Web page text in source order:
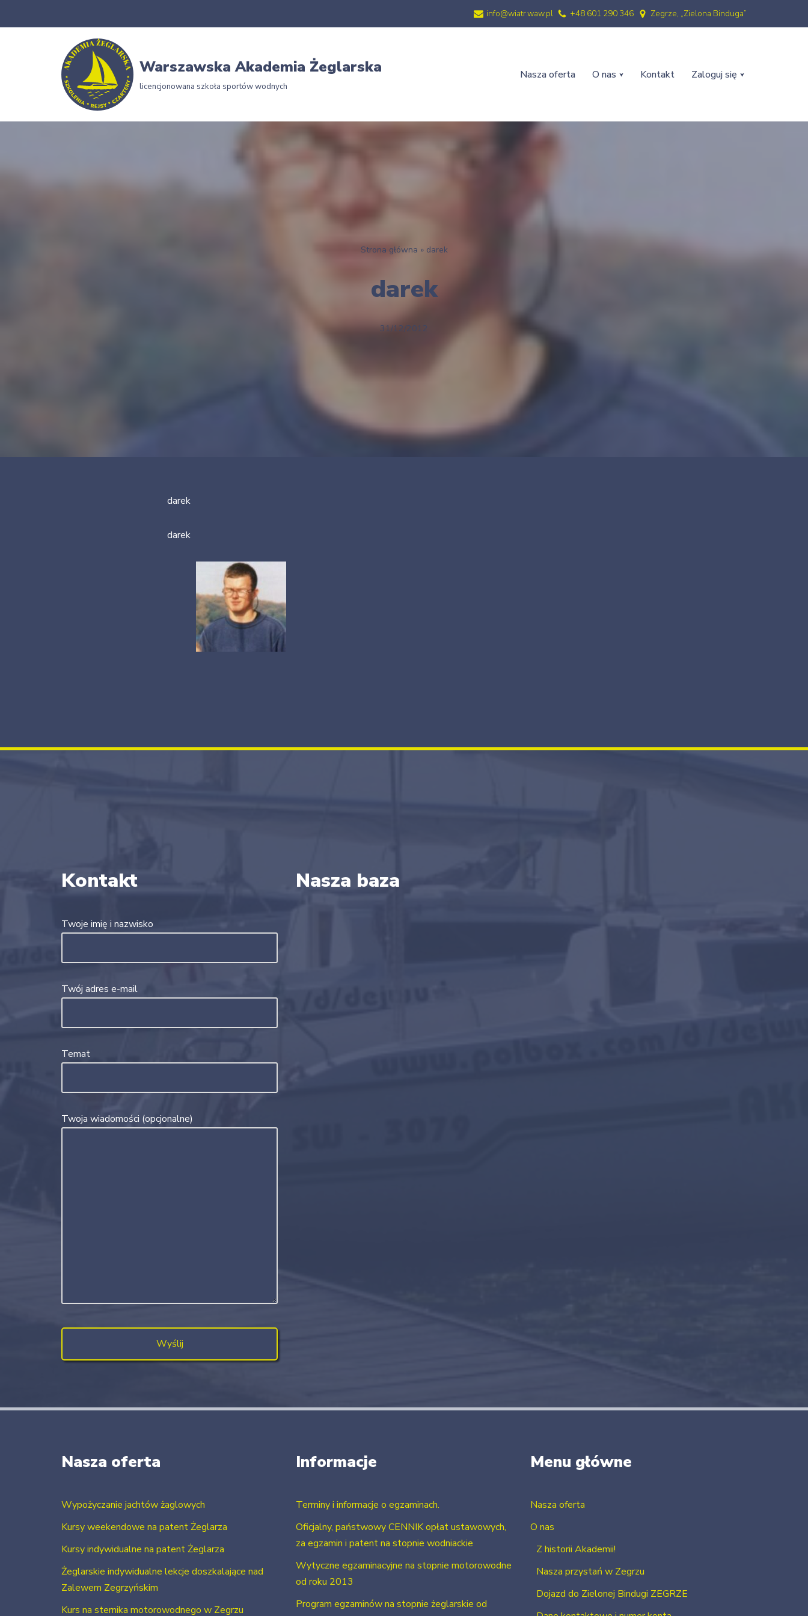
info@wiatr.waw.pl +48 601 290 346 Zegrze, „Zielona Binduga”
Warszawska Akademia Żeglarska
licencjonowana szkoła sportów wodnych
Nasza oferta O nas Kontakt Zaloguj się
Strona główna » darek
darek
31/12/2012
darek
darek
Kontakt
Twoje imię i nazwisko
Twój adres e-mail
Temat
Twoja wiadomości (opcjonalne)
Nasza baza
Nasza oferta
Wypożyczanie jachtów żaglowych
Kursy weekendowe na patent Żeglarza
Kursy indywidualne na patent Żeglarza
Żeglarskie indywidualne lekcje doszkalające nad
Zalewem Zegrzyńskim
Kurs na sternika motorowodnego w Zegrzu
Informacje
Terminy i informacje o egzaminach.
Oficjalny, państwowy CENNIK opłat ustawowych,
za egzamin i patent na stopnie wodniackie
Wytyczne egzaminacyjne na stopnie motorowodne
od roku 2013
Program egzaminów na stopnie żeglarskie od
Menu główne
Nasza oferta
O nas
Z historii Akademii!
Nasza przystań w Zegrzu
Dojazd do Zielonej Bindugi ZEGRZE